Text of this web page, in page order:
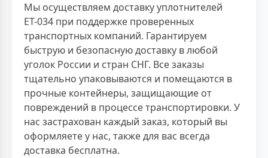
Мы осуществляем доставку уплотнителей
ЕТ-034 при поддержке проверенных
транспортных компаний. Гарантируем
быструю и безопасную доставку в любой
уголок России и стран СНГ. Все заказы
тщательно упаковываются и помещаются в
прочные контейнеры, защищающие от
повреждений в процессе транспортировки. У
нас застрахован каждый заказ, который вы
оформляете у нас, также для вас всегда
доставка бесплатна.